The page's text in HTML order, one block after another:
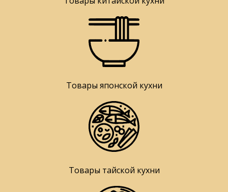
Товары японской кухни
Товары тайской кухни